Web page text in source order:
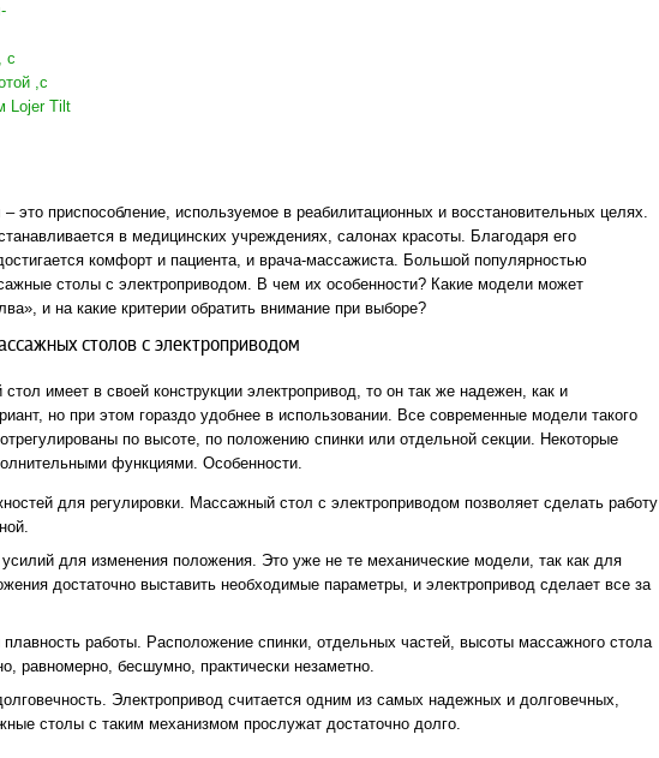
с
,с
Lojer Tilt
это приспособление, используемое в реабилитационных и восстановительных целях.
в медицинских учреждениях, салонах красоты. Благодаря его
комфорт и пациента, и врача-массажиста. Большой популярностью
столы с электроприводом. В чем их особенности? Какие модели может
и на какие критерии обратить внимание при выборе?
столов с электроприводом
имеет в своей конструкции электропривод, то он так же надежен, как и
но при этом гораздо удобнее в использовании. Все современные модели такого
по высоте, по положению спинки или отдельной секции. Некоторые
функциями. Особенности.
для регулировки. Массажный стол с электроприводом позволяет сделать работу
для изменения положения. Это уже не те механические модели, так как для
достаточно выставить необходимые параметры, и электропривод сделает все за
работы. Расположение спинки, отдельных частей, высоты массажного стола
равномерно, бесшумно, практически незаметно.
Электропривод считается одним из самых надежных и долговечных,
столы с таким механизмом прослужат достаточно долго.